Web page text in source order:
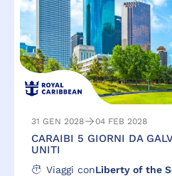
31 GEN 2028 04 FEB 2028
CARAIBI 5 GIORNI DA
UNITI
Viaggi conLiberty of the